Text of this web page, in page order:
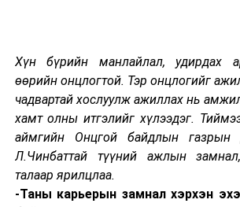
ДАРААХ МЭДЭЭ
Г.Батзориг: Нийслэлээс тохижилт,
үүдийн машин, техникийг үе шаттай
ӨМНӨХ МЭДЭЭ
Хүний папиллома вирусийн эсрэг
ажлыг эхлүүлсэн хойш нийслэлийн
хүүхдийг хамруулжээ
Хүн бүрийн манлайлал, удирдах
өөрийн онцлогтой. Тэр онцлогийг
чадвартай хослуулж ажиллах нь
хамт олны итгэлийг хүлээдэг.
аймгийн Онцгой байдлын газрын
Л.Чинбаттай түүний ажлын
талаар ярилцлаа.
-Таны карьерын замнал хэрхэн